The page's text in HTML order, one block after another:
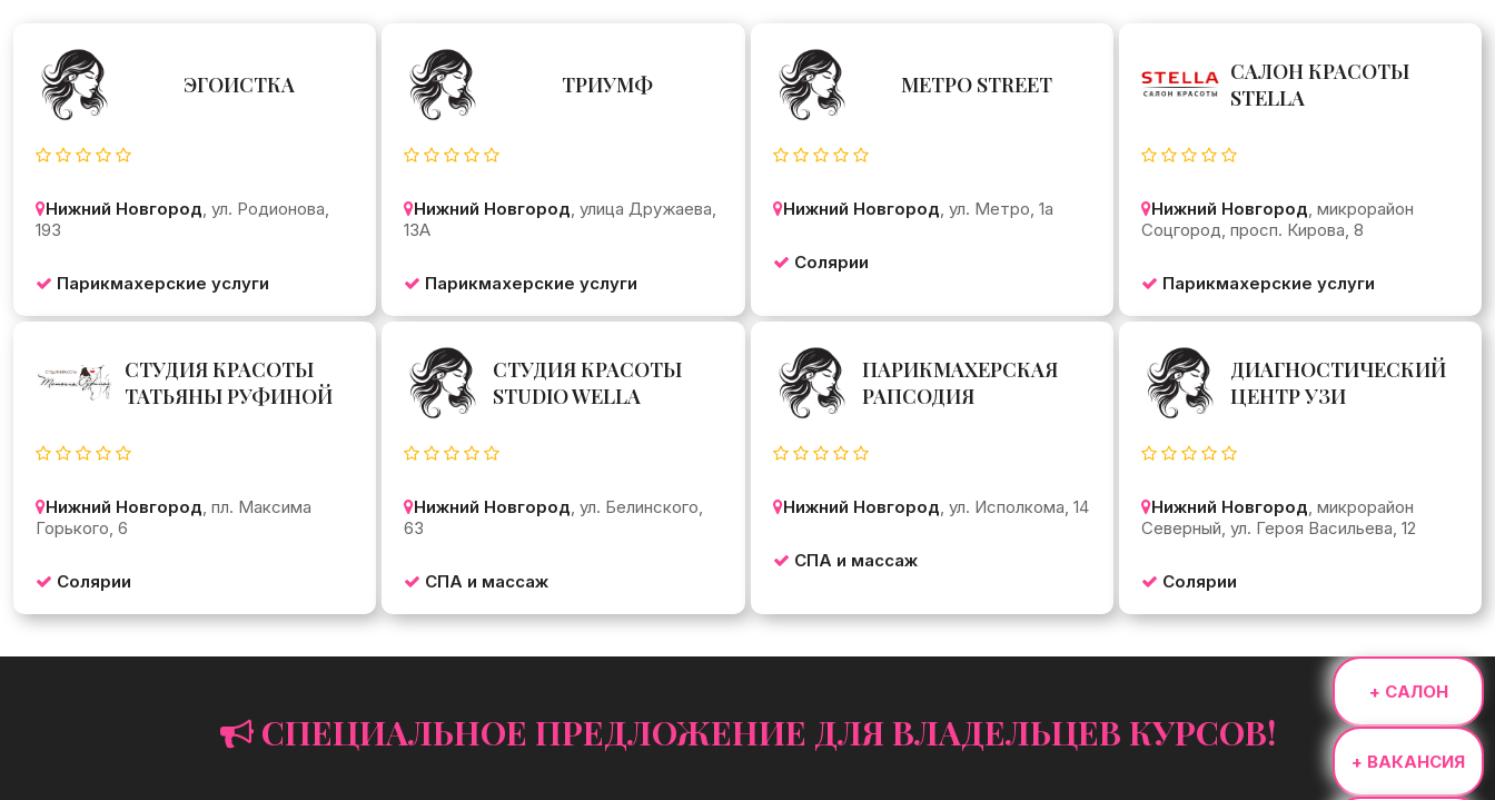
ЭГОИСТКА
Нижний Новгород, ул. Родионова,
193
Парикмахерские услуги
ТРИУМФ
Нижний Новгород, улица Дружаева,
13А
Парикмахерские услуги
МЕТРО STREET
Нижний Новгород, ул. Метро, 1а
Солярии
САЛОН КРАСОТЫ
STELLA
Нижний Новгород, микрорайон
Соцгород, просп. Кирова, 8
Парикмахерские услуги
СТУДИЯ КРАСОТЫ
ТАТЬЯНЫ РУФИНОЙ
Нижний Новгород, пл. Максима
Горького, 6
Солярии
СТУДИЯ КРАСОТЫ
STUDIO WELLA
Нижний Новгород, ул. Белинского,
63
СПА и массаж
ПАРИКМАХЕРСКАЯ
РАПСОДИЯ
Нижний Новгород, ул. Исполкома, 14
СПА и массаж
ДИАГНОСТИЧЕСКИЙ
ЦЕНТР УЗИ
Нижний Новгород, микрорайон
Северный, ул. Героя Васильева, 12
Солярии
СПЕЦИАЛЬНОЕ ПРЕДЛОЖЕНИЕ ДЛЯ ВЛАДЕЛЬЦЕВ КУРСОВ!
+ САЛОН
+ ВАКАНСИЯ